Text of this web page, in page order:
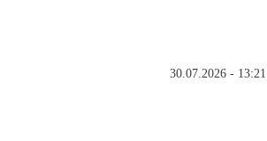
30.07.2026 - 13:21